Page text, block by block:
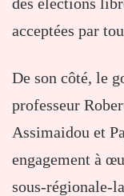
acceptées par
De son côté, le
professeur
Assimaidou et
engagement à
sous-régionale-